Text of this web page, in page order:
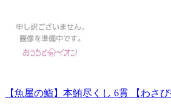
【魚屋の鮨】本鮪尽くし 6貫 【わさ